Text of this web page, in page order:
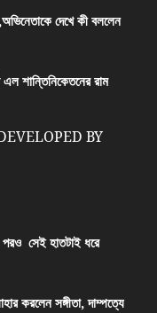
দেখে কী বললেন
এল শান্তিনিকেতনের রাম
BY
পরও সেই হাতটাই ধরে
করলেন সঙ্গীতা, দাম্পত্যে